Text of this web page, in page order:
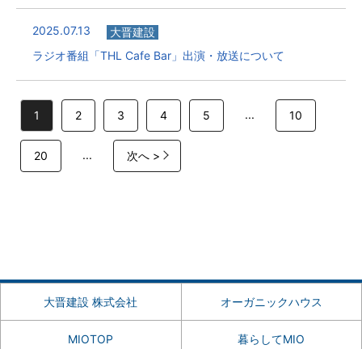
2025.07.13
大晋建設
ラジオ番組「THL Cafe Bar」出演・放送について
1 2 3 4 5 ... 10
20 ... 次へ >
大晋建設 株式会社 オーガニックハウス
MIOTOP 暮らしてMIO